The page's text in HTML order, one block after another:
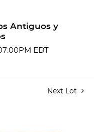
Antiguos y
EDT
Next Lot